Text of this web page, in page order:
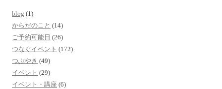
blog (1)
からだのこと (14)
ご予約可能日 (26)
つなぐイベント (172)
つぶやき (49)
イベント (29)
イベント・講座 (6)